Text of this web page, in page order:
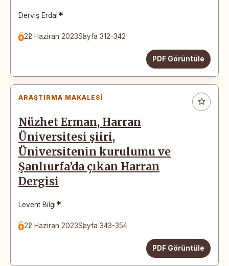
Derviş Erdal *
22 Haziran 2023Sayfa 312-342
PDF Görüntüle
ARAŞTIRMA MAKALESI
Nüzhet Erman, Harran
Üniversitesi şiiri,
Üniversitenin kurulumu ve
Şanlıurfa’da çıkan Harran
Dergisi
Levent Bilgi*
22 Haziran 2023Sayfa 343-354
PDF Görüntüle